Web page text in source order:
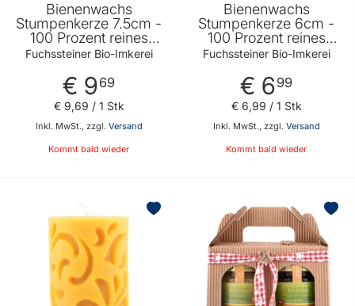
Bienenwachs
Stumpenkerze 7.5cm -
100 Prozent reines
Bienenwachs -
angenehmen Duft von
Fuchssteiner Bio-
Imkerei
Fuchssteiner Bio-Imkerei
€ 969
Inkl. MwSt., zzgl. Versand
€ 9,69 / 1 Stk
Kommt bald wieder
Bienenwachs
Stumpenkerze 6cm -
100 Prozent reines
Bienenwachs -
angenehmen Duft von
Fuchssteiner Bio-
Imkerei
Fuchssteiner Bio-Imkerei
€ 699
Inkl. MwSt., zzgl. Versand
€ 6,99 / 1 Stk
Kommt bald wieder